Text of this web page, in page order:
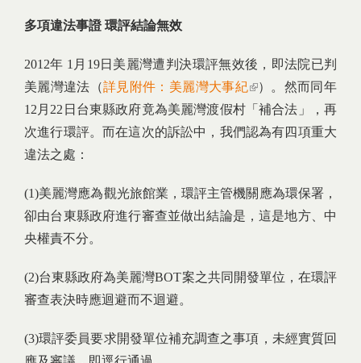
多項違法事證 環評結論無效
2012年 1月19日美麗灣遭判決環評無效後，即法院已判
美麗灣違法（詳見附件：美麗灣大事紀(link is external)
）。然而同年
12月22日台東縣政府竟為美麗灣渡假村「補合法」，再
次進行環評。而在這次的訴訟中，我們認為有四項重大
違法之處：
(1)美麗灣應為觀光旅館業，環評主管機關應為環保署，
卻由台東縣政府進行審查並做出結論是，這是地方、中
央權責不分。
(2)台東縣政府為美麗灣BOT案之共同開發單位，在環評
審查表決時應迴避而不迴避。
(3)環評委員要求開發單位補充調查之事項，未經實質回